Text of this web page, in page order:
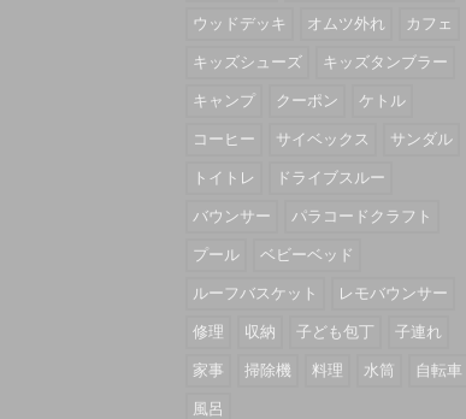
ウッドデッキ
オムツ外れ
カフェ
キッズシューズ
キッズタンブラー
キャンプ
クーポン
ケトル
コーヒー
サイベックス
サンダル
トイトレ
ドライブスルー
バウンサー
パラコードクラフト
プール
ベビーベッド
ルーフバスケット
レモバウンサー
修理
収納 子ども包丁
子連れ
家事
掃除機 料理 水筒
自転車
風呂